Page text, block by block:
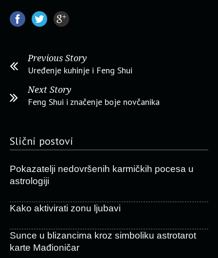
Previous Story
Uređenje kuhinje i Feng Shui
Next Story
Feng Shui i značenje boje novčanika
Slični postovi
Pokazatelji nedovršenih karmičkih pocesa u
astrologiji
Kako aktivirati zonu ljubavi
Sunce u blizancima kroz simboliku astrotarot
karte Mađioničar